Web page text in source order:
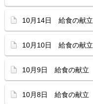
10月14日 給食の献立
10月10日 給食の献立
10月9日 給食の献立
10月8日 給食の献立